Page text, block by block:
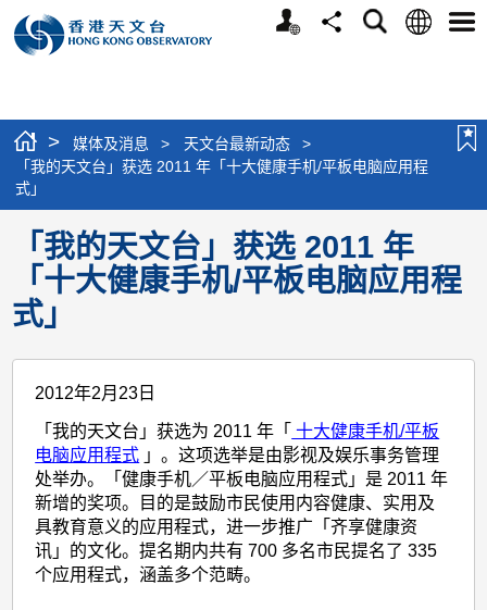
个
分
搜
语
选
> 媒体及消息 > 天文台最新动态
>
「我的天文台」获选 2011 年「十大健康手机/平板电脑应用程
式」
「我的天文台」获选 2011 年
「十大健康手机/平板电脑应用程
式」
2012年2月23日
「我的天文台」获选为 2011 年「 十大健康手机/平板
电脑应用程式 」。这项选举是由影视及娱乐事务管理
处举办。「健康手机／平板电脑应用程式」是 2011 年
新增的奖项。目的是鼓励市民使用内容健康、实用及
具教育意义的应用程式，进一步推广「齐享健康资
讯」的文化。提名期内共有 700 多名市民提名了 335
个应用程式，涵盖多个范畴。